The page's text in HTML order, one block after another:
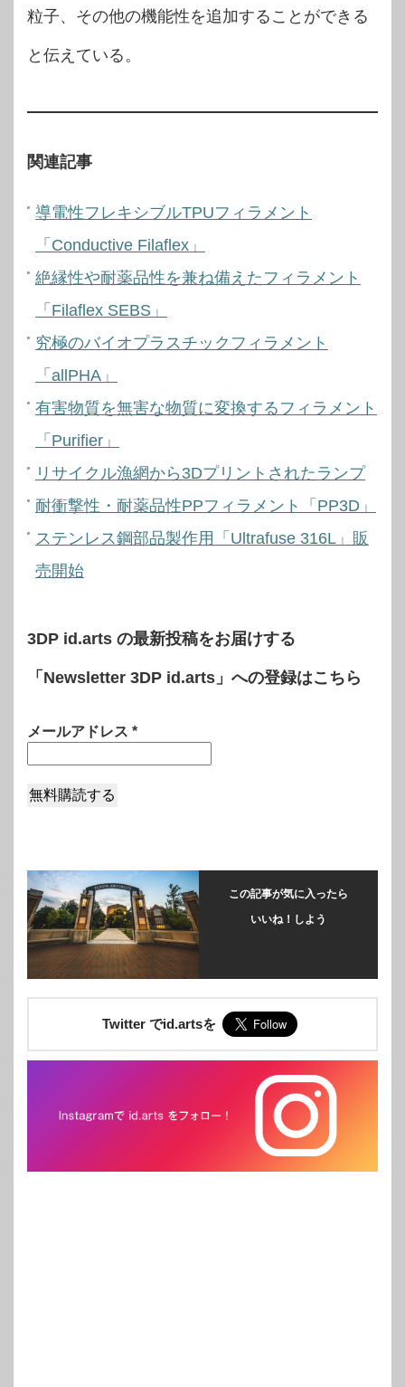
粒子、その他の機能性を追加することができる
と伝えている。
関連記事
導電性フレキシブルTPUフィラメント
「Conductive Filaflex」
絶縁性や耐薬品性を兼ね備えたフィラメント
「Filaflex SEBS」
究極のバイオプラスチックフィラメント
「allPHA」
有害物質を無害な物質に変換するフィラメント
「Purifier」
リサイクル漁網から3Dプリントされたランプ
耐衝撃性・耐薬品性PPフィラメント「PP3D」
ステンレス鋼部品製作用「Ultrafuse 316L」販
売開始
3DP id.arts の最新投稿をお届けする
「Newsletter 3DP id.arts」への登録はこちら
メールアドレス *
この記事が気に入ったら
いいね！しよう
Twitter でid.artsを